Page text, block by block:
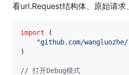
看url.Request结构体、原始请求
import (
"github.com/
)
// 打开Debug模式